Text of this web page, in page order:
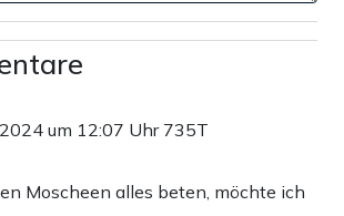
um 12:07 Uhr 735T
Moscheen alles beten, möchte ich